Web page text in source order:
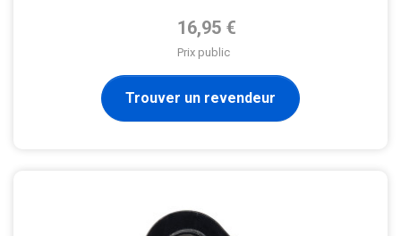
Prix de base
16,95 €
Prix public
Trouver un revendeur